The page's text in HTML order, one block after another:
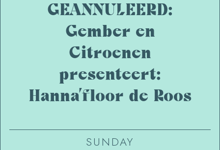
GEANNULEERD:
Gember en
Citroenen
presenteert:
Hanna’floor de Roos
SUNDAY